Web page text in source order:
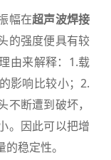
幅在超声波焊接
的强度便具有较
由来解释：1.载
影响比较小；2.
断遭到破坏，
。因此可以把增
稳定性。